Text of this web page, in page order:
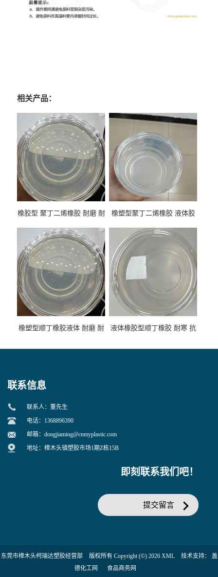
相关产品：
橡胶型 聚丁二烯橡胶 耐磨 耐
性
橡塑型聚丁二烯橡胶 液体胶
专用
橡塑型顺丁橡胶液体 耐磨 耐
液体橡胶型顺丁橡胶 耐寒 抗
联系信息
联系人：董先生
电话：1368896390
邮箱： dongjiaming@cnmyplastic.com
地址：樟木头镇塑胶市场1期Z栋15B
即刻联系我们吧！
提交留言
东莞市樟木头柯瑞达塑胶经营部 版权所有 Copyright (©) 2026 XML 技术支持： 盖
德化工网
食品商务网